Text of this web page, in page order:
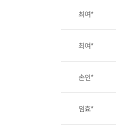
최여*
최여*
손인*
임효*